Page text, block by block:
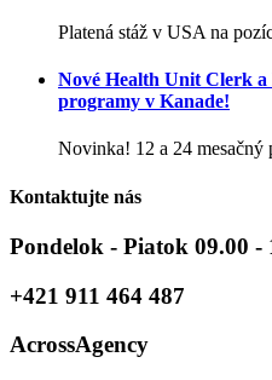
Platená stáž v USA na
Nové Health Unit Clerk a
programy v Kanade!
Novinka! 12 a 24 mesačný
Kontaktujte nás
Pondelok - Piatok 09.00 -
+421 911 464 487
AcrossAgency